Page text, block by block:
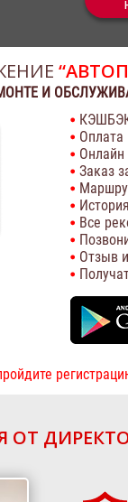
И
КЭШБЭК
Онлайн
Заказ
Все
Отзыв
ОТ